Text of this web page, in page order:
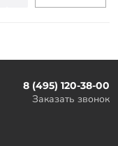
8 (495) 120-38-00
Заказать звонок